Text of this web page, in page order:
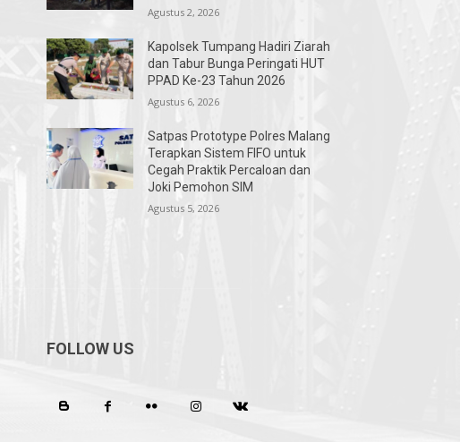
Agustus 2, 2026
Kapolsek Tumpang Hadiri Ziarah
dan Tabur Bunga Peringati HUT
PPAD Ke-23 Tahun 2026
Agustus 6, 2026
Satpas Prototype Polres Malang
Terapkan Sistem FIFO untuk
Cegah Praktik Percaloan dan
Joki Pemohon SIM
Agustus 5, 2026
FOLLOW US